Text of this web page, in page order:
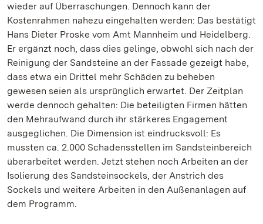
wieder auf Überraschungen. Dennoch kann der
Kostenrahmen nahezu eingehalten werden: Das bestätigt
Hans Dieter Proske vom Amt Mannheim und Heidelberg.
Er ergänzt noch, dass dies gelinge, obwohl sich nach der
Reinigung der Sandsteine an der Fassade gezeigt habe,
dass etwa ein Drittel mehr Schäden zu beheben
gewesen seien als ursprünglich erwartet. Der Zeitplan
werde dennoch gehalten: Die beteiligten Firmen hätten
den Mehraufwand durch ihr stärkeres Engagement
ausgeglichen. Die Dimension ist eindrucksvoll: Es
mussten ca. 2.000 Schadensstellen im Sandsteinbereich
überarbeitet werden. Jetzt stehen noch Arbeiten an der
Isolierung des Sandsteinsockels, der Anstrich des
Sockels und weitere Arbeiten in den Außenanlagen auf
dem Programm.